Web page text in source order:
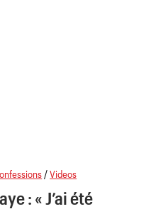
/Videos
: « J’ai été